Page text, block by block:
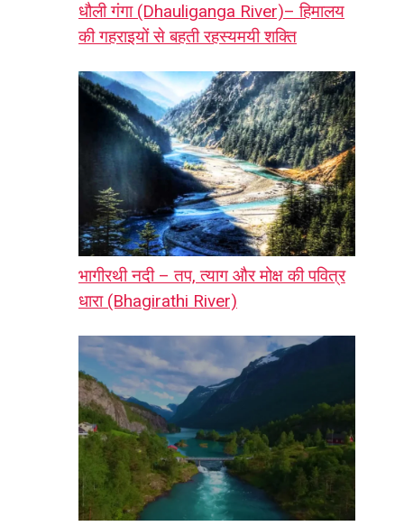
धौली गंगा (Dhauliganga River)– हिमालय
की गहराइयों से बहती रहस्यमयी शक्ति
भागीरथी नदी – तप, त्याग और मोक्ष की पवित्र
धारा (Bhagirathi River)